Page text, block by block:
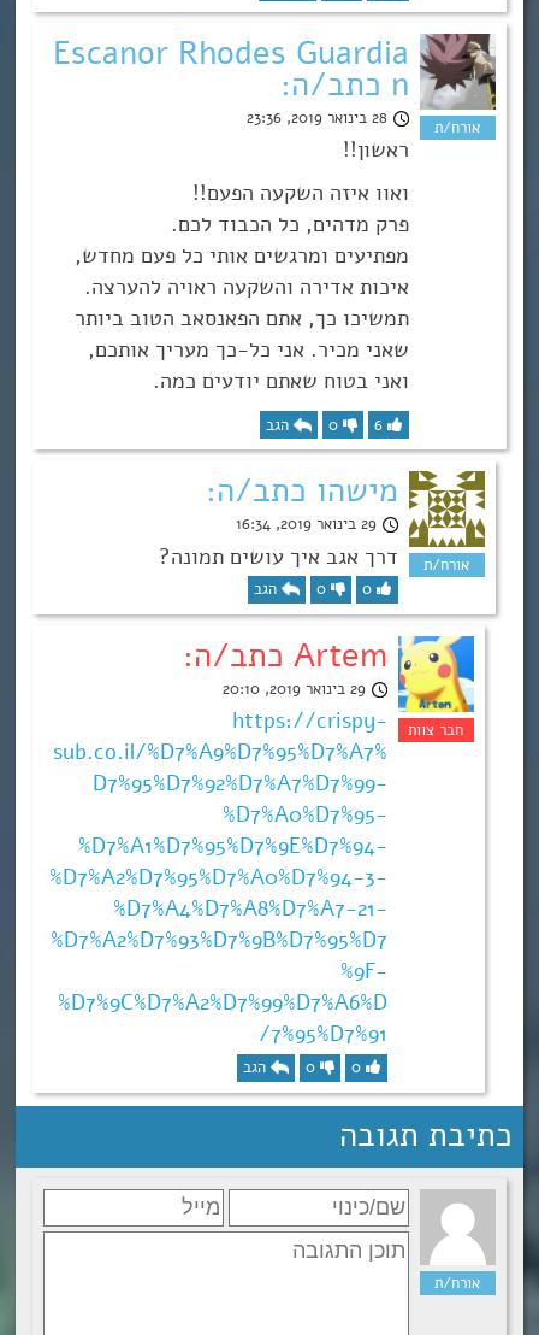
Escanor Rhodes Guardia
n כתב/ה:
28 בינואר 2019, 23:36
ראשון!!
ואוו איזה השקעה הפעם!!
פרק מדהים, כל הכבוד לכם.
מפתיעים ומרגשים אותי כל פעם מחדש,
איכות אדירה והשקעה ראויה להערצה.
תמשיכו כך, אתם הפאנסאב הטוב ביותר
שאני מכיר. אני כל-כך מעריך אותכם,
ואני בטוח שאתם יודעים כמה.
6
0 הגב
מישהו כתב/ה:
29 בינואר 2019, 16:34
דרך אגב איך עושים תמונה?
0
0 הגב
Artem כתב/ה:
29 בינואר 2019, 20:10
https://crispy-
sub.co.il/%D7%A9%D7%95%D7%A7%
D7%95%D7%92%D7%A7%D7%99-
%D7%A0%D7%95-
%D7%A1%D7%95%D7%9E%D7%94-
%D7%A2%D7%95%D7%A0%D7%94-3-
%D7%A4%D7%A8%D7%A7-21-
%D7%A2%D7%93%D7%9B%D7%95%D7
%9F-
%D7%9C%D7%A2%D7%99%D7%A6%D
7%95%D7%91/
0
0 הגב
כתיבת תגובה